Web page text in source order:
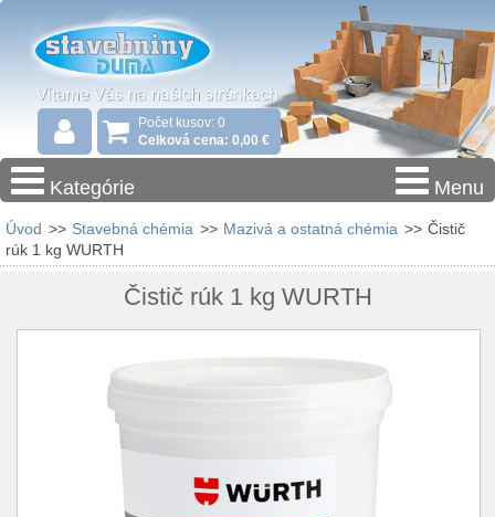
Počet kusov: 0
Celková cena: 0,00 €
Kategórie Menu
Úvod >> Stavebná chémia >> Mazivá a ostatná chémia >> Čistič
rúk 1 kg WURTH
Čistič rúk 1 kg WURTH